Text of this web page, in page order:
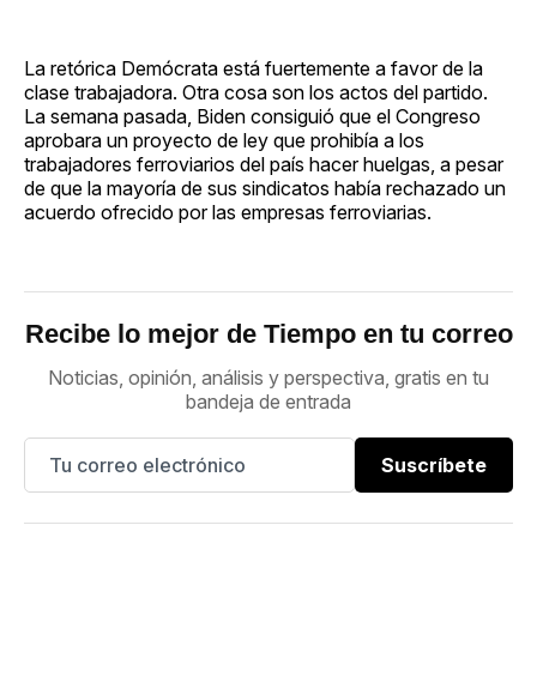
La retórica Demócrata está fuertemente a favor de la
clase trabajadora. Otra cosa son los actos del partido.
La semana pasada, Biden consiguió que el Congreso
aprobara un proyecto de ley que prohibía a los
trabajadores ferroviarios del país hacer huelgas, a pesar
de que la mayoría de sus sindicatos había rechazado un
acuerdo ofrecido por las empresas ferroviarias.
Recibe lo mejor de Tiempo en tu correo
Noticias, opinión, análisis y perspectiva, gratis en tu
bandeja de entrada
Suscríbete